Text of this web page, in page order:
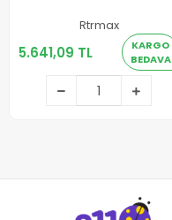
Rtrmax
5.641,09 TL
KARGO
BEDAVA
5.641,09 TL
Sepete Ekle